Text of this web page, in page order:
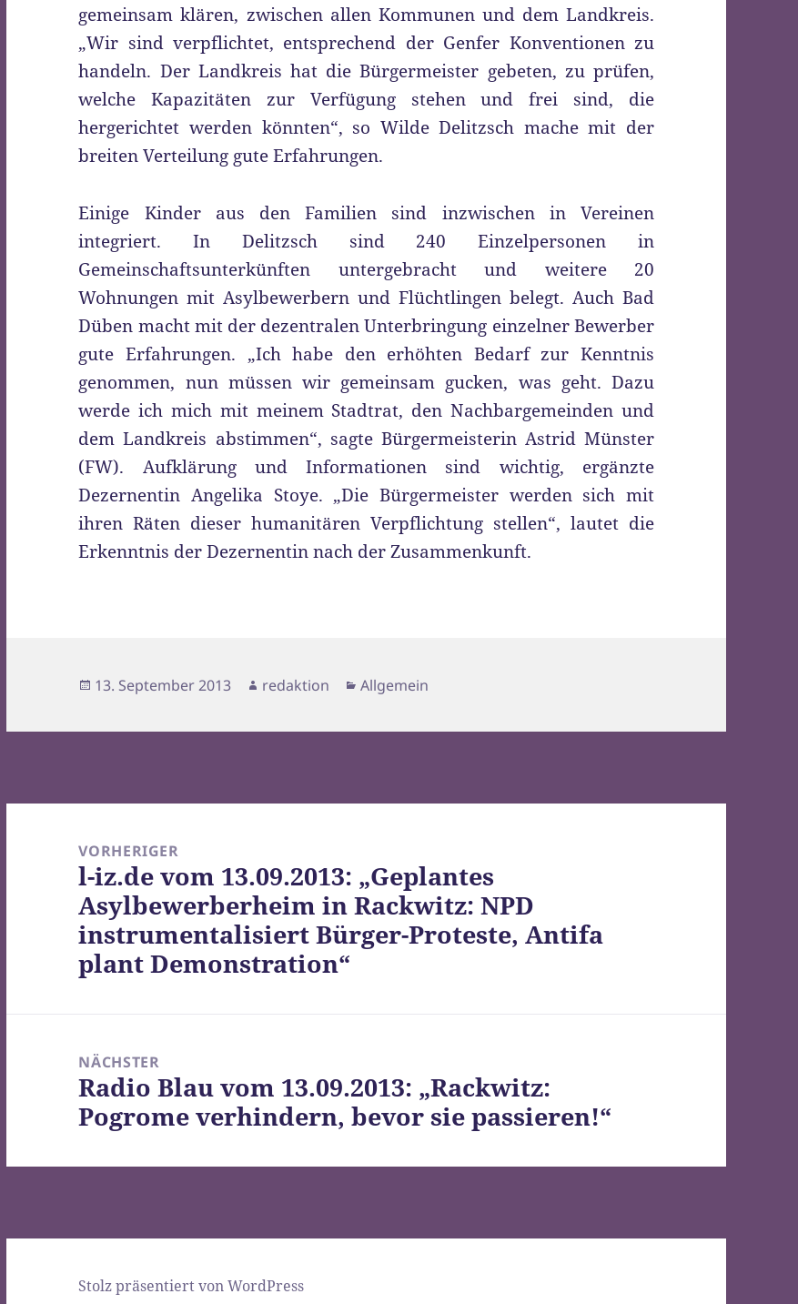
gemeinsam klären, zwischen allen Kommunen und dem Landkreis.
„Wir sind verpflichtet, entsprechend der Genfer Konventionen zu
handeln. Der Landkreis hat die Bürgermeister gebeten, zu prüfen,
welche Kapazitäten zur Verfügung stehen und frei sind, die
hergerichtet werden könnten“, so Wilde Delitzsch mache mit der
breiten Verteilung gute Erfahrungen.
Einige Kinder aus den Familien sind inzwischen in Vereinen
integriert. In Delitzsch sind 240 Einzelpersonen in
Gemeinschaftsunterkünften untergebracht und weitere 20
Wohnungen mit Asylbewerbern und Flüchtlingen belegt. Auch Bad
Düben macht mit der dezentralen Unterbringung einzelner Bewerber
gute Erfahrungen. „Ich habe den erhöhten Bedarf zur Kenntnis
genommen, nun müssen wir gemeinsam gucken, was geht. Dazu
werde ich mich mit meinem Stadtrat, den Nachbargemeinden und
dem Landkreis abstimmen“, sagte Bürgermeisterin Astrid Münster
(FW). Aufklärung und Informationen sind wichtig, ergänzte
Dezernentin Angelika Stoye. „Die Bürgermeister werden sich mit
ihren Räten dieser humanitären Verpflichtung stellen“, lautet die
Erkenntnis der Dezernentin nach der Zusammenkunft.
Veröffentlicht
13. September 2013 Autor
redaktion Kategorien
Allgemein
VORHERIGER
Vorheriger
Beitrag:
l-iz.de vom 13.09.2013: „Geplantes
Asylbewerberheim in Rackwitz: NPD
instrumentalisiert Bürger-Proteste, Antifa
plant Demonstration“
NÄCHSTER
Nächster
Beitrag:
Radio Blau vom 13.09.2013: „Rackwitz:
Pogrome verhindern, bevor sie passieren!“
Stolz präsentiert von WordPress